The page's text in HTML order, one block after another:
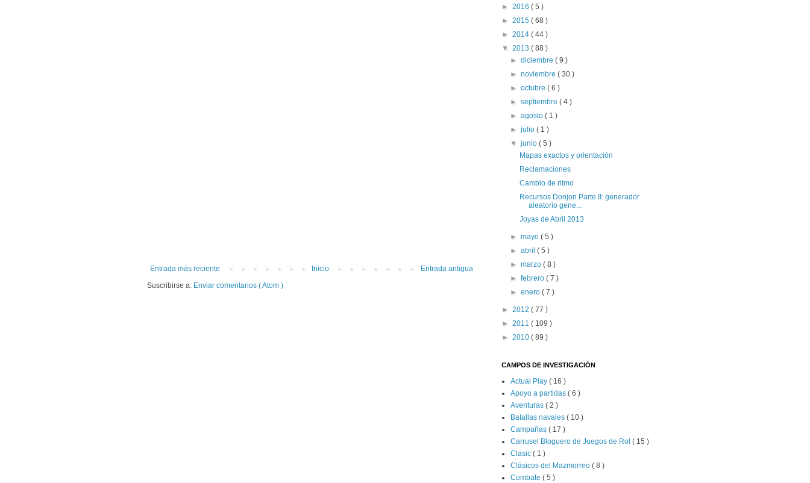
Entrada más reciente Entrada antigua
Inicio
Suscribirse a: Enviar comentarios ( Atom )
► 2016 ( 5 )
► 2015 ( 68 )
► 2014 ( 44 )
▼ 2013 ( 88 )
►diciembre( 9 )
►noviembre( 30 )
►octubre( 6 )
►septiembre( 4 )
►agosto( 1 )
►julio( 1 )
▼junio( 5 )
Mapas exactos y orientación
Reclamaciones
Cambio de ritmo
Recursos Donjon Parte II: generador
aleatorio gene...
Joyas de Abril 2013
►mayo( 5 )
►abril( 5 )
►marzo( 8 )
►febrero( 7 )
►enero( 7 )
► 2012 ( 77 )
► 2011 ( 109 )
► 2010 ( 89 )
CAMPOS DE INVESTIGACIÓN
Actual Play ( 16 )
Apoyo a partidas ( 6 )
Aventuras ( 2 )
Batallas navales ( 10 )
Campañas ( 17 )
Carrusel Bloguero de Juegos de Rol ( 15 )
Clasic ( 1 )
Clásicos del Mazmorreo ( 8 )
Combate ( 5 )